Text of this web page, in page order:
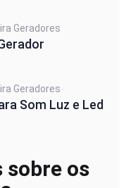
Geradores
Geradores
Som Luz e Led
sobre os